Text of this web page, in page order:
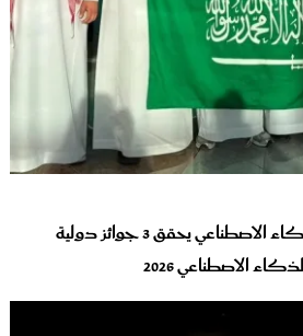
المنتخب السعودي للذكاء الاصطناعي يحقق 3 جوائز دولية
الاصطناعي 2026